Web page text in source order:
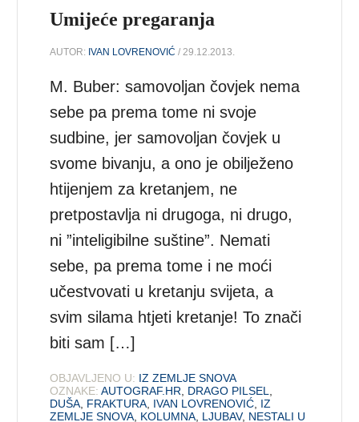
Umijeće pregaranja
AUTOR: IVAN LOVRENOVIĆ / 29.12.2013.
M. Buber: samovoljan čovjek nema
sebe pa prema tome ni svoje
sudbine, jer samovoljan čovjek u
svome bivanju, a ono je obilježeno
htijenjem za kretanjem, ne
pretpostavlja ni drugoga, ni drugo,
ni ”inteligibilne suštine”. Nemati
sebe, pa prema tome i ne moći
učestvovati u kretanju svijeta, a
svim silama htjeti kretanje! To znači
biti sam […]
OBJAVLJENO U: IZ ZEMLJE SNOVA
OZNAKE: AUTOGRAF.HR DRAGO PILSEL
DUŠA FRAKTURA IVAN LOVRENOVIĆ IZ
ZEMLJE SNOVA KOLUMNA LJUBAV, NESTALI U